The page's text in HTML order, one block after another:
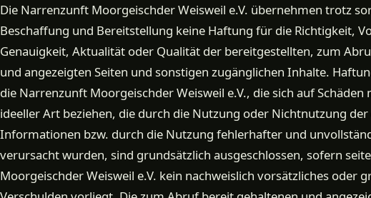
Die Narrenzunft Moorgeischder Weisweil e.V. übernehmen trotz
Beschaffung und Bereitstellung keine Haftung für die Richtigkeit,
Genauigkeit, Aktualität oder Qualität der bereitgestellten, zum
und angezeigten Seiten und sonstigen zugänglichen Inhalte.
die Narrenzunft Moorgeischder Weisweil e.V., die sich auf
ideeller Art beziehen, die durch die Nutzung oder Nichtnutzung
Informationen bzw. durch die Nutzung fehlerhafter und
verursacht wurden, sind grundsätzlich ausgeschlossen, sofern
Moorgeischder Weisweil e.V. kein nachweislich vorsätzliches oder